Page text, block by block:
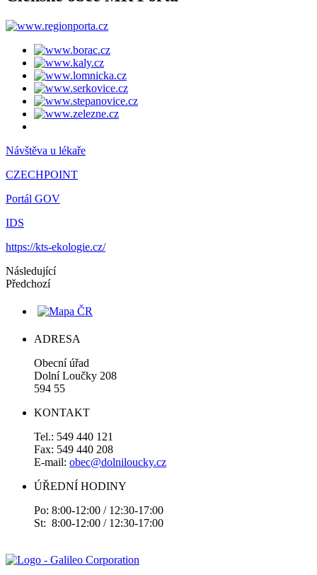
Návštěva u lékaře
CZECHPOINT
Portál GOV
IDS
https://kts-ekologie.cz/
Následující
Předchozí
ADRESA
Obecní úřad
Dolní Loučky 208
594 55
KONTAKT
Tel.: 549 440 121
Fax: 549 440 208
E-mail: obec@dolniloucky.cz
ÚŘEDNÍ HODINY
Po: 8:00-12:00 / 12:30-17:00
St: 8:00-12:00 / 12:30-17:00